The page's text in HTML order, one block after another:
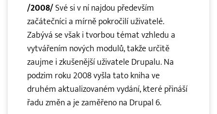
/2008/Své si v ní najdou především
začátečníci a mírně pokročilí uživatelé.
Zabývá se však i tvorbou témat vzhledu a
vytvářením nových modulů, takže určitě
zaujme i zkušenější uživatele Drupalu. Na
podzim roku 2008 vyšla tato kniha ve
druhém aktualizovaném vydání, které přináší
řadu změn a je zaměřeno na Drupal 6.